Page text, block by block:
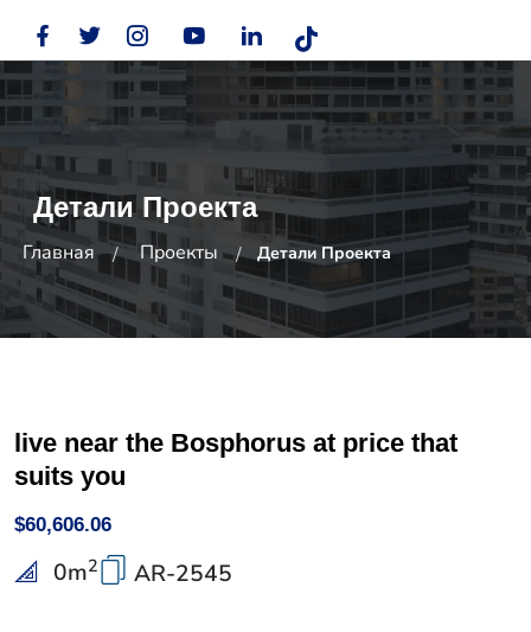
Детали Проекта
Главная Проекты Детали Проекта
live near the Bosphorus at price that
suits you
$60,606.06
0m2 AR-2545